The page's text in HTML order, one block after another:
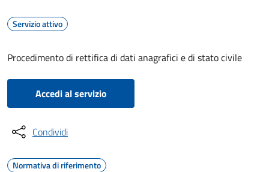
Servizio attivo
Procedimento di rettifica di dati anagrafici e di stato civile
Accedi al servizio
Condividi
Normativa di riferimento